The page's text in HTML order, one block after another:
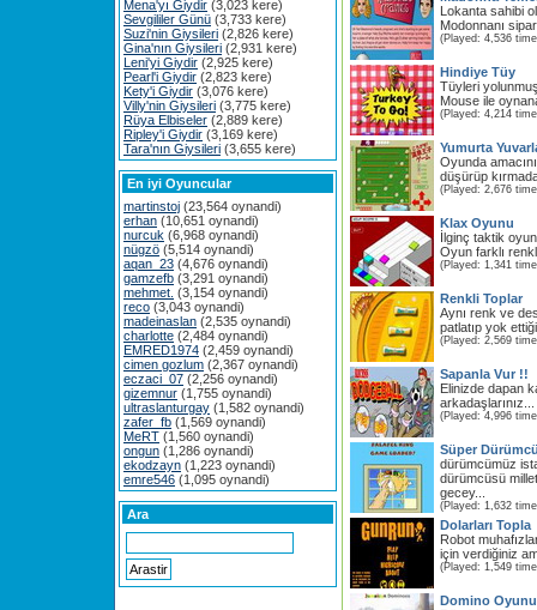
Mena'yı Giydir (3,023 kere)
Sevgililer Günü (3,733 kere)
Suzi'nin Giysileri (2,826 kere)
Gina'nın Giysileri (2,931 kere)
Leni'yi Giydir (2,925 kere)
Pearl'i Giydir (2,823 kere)
Kety'i Giydir (3,076 kere)
Villy'nin Giysileri (3,775 kere)
Rüya Elbiseler (2,889 kere)
Ripley'i Giydir (3,169 kere)
Tara'nın Giysileri (3,655 kere)
En iyi Oyuncular
martinstoj (23,564 oynandi)
erhan (10,651 oynandi)
nurcuk (6,968 oynandi)
nügzö (5,514 oynandi)
aqan_23 (4,676 oynandi)
gamzefb (3,291 oynandi)
mehmet. (3,154 oynandi)
reco (3,043 oynandi)
madeinaslan (2,535 oynandi)
charlotte (2,484 oynandi)
EMRED1974 (2,459 oynandi)
cimen gozlum (2,367 oynandi)
eczaci_07 (2,256 oynandi)
gizemnur (1,755 oynandi)
ultraslanturgay (1,582 oynandi)
zafer_fb (1,569 oynandi)
MeRT (1,560 oynandi)
ongun (1,286 oynandi)
ekodzayn (1,223 oynandi)
emre546 (1,095 oynandi)
Ara
Lokanta sahibi
Modonnanı
(Played: 4,536
Hindiye Tüy
Tüyleri
Mouse ile
(Played: 4,214
Yumurta
Oyunda
düşürüp
(Played: 2,676
Klax Oyunu
İlginç taktik
Oyun farklı
(Played: 1,341
Renkli Toplar
Aynı renk ve
patlatıp yok
(Played: 2,569
Sapanla Vur !!
Elinizde dapan
(Played: 4,996
Süper
dürümcümüz
dürümcüsü
gecey...
(Played: 1,632
Dolarları Topla
Robot
için verdiğiniz
(Played: 1,549
Domino Oyunu